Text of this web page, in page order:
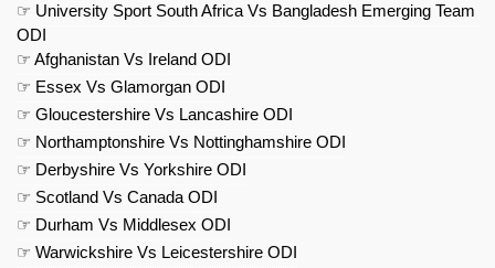
☞ University Sport South Africa Vs Bangladesh Emerging Team
ODI
☞ Afghanistan Vs Ireland ODI
☞ Essex Vs Glamorgan ODI
☞ Gloucestershire Vs Lancashire ODI
☞ Northamptonshire Vs Nottinghamshire ODI
☞ Derbyshire Vs Yorkshire ODI
☞ Scotland Vs Canada ODI
☞ Durham Vs Middlesex ODI
☞ Warwickshire Vs Leicestershire ODI